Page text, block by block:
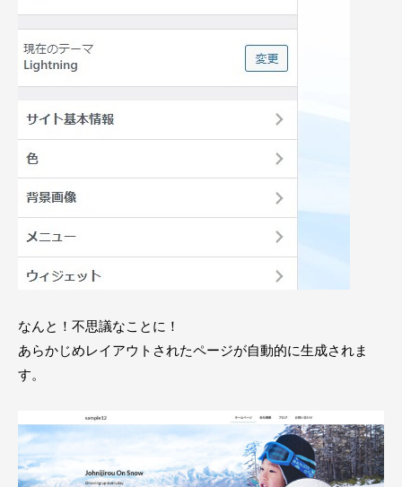
なんと！不思議なことに！
あらかじめレイアウトされたページが自動的に生成されま
す。